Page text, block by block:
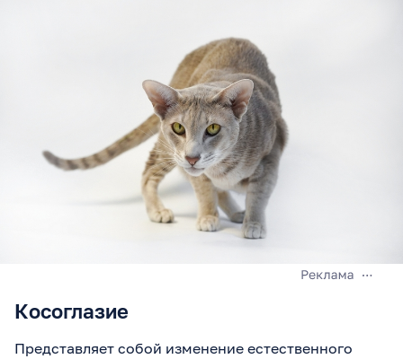
Косоглазие
Представляет собой изменение естественного